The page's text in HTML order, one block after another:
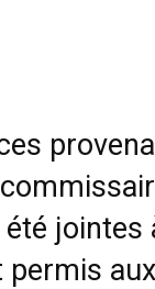
jointes
permis aux